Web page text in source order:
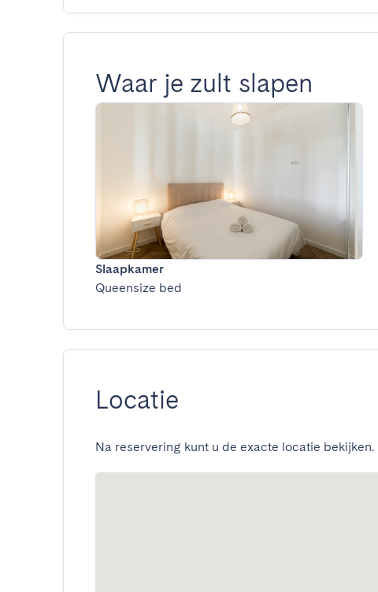
Waar je zult slapen
Slaapkamer
Queensize bed
Locatie
Na reservering kunt u de exacte locatie bekijken.